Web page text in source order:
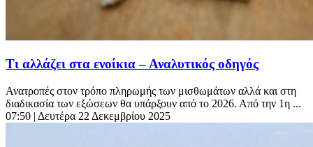
Τι αλλάζει στα ενοίκια – Αναλυτικός οδηγός
Ανατροπές στον τρόπο πληρωμής των μισθωμάτων αλλά και στη
διαδικασία των εξώσεων θα υπάρξουν από το 2026. Από την 1η ...
07:50 | Δευτέρα 22 Δεκεμβρίου 2025